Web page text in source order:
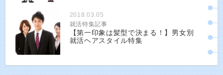
2018.03.05
就活特集記事
【第一印象は髪型で決まる！】男女別
就活ヘアスタイル特集